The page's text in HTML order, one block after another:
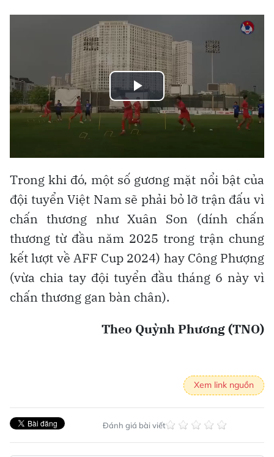
Play
Video
Trong khi đó, một số gương mặt nổi bật của
đội tuyển Việt Nam sẽ phải bỏ lỡ trận đấu vì
chấn thương như Xuân Son (dính chấn
thương từ đầu năm 2025 trong trận chung
kết lượt về AFF Cup 2024) hay Công Phượng
(vừa chia tay đội tuyển đầu tháng 6 này vì
chấn thương gan bàn chân).
Theo Quỳnh Phương (TNO)
Xem link nguồn
Đánh giá bài viết